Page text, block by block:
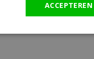
ACCEPTEREN